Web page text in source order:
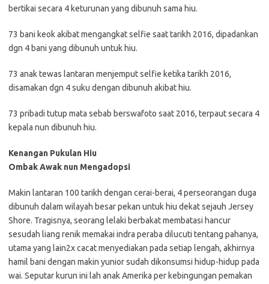
bertikai secara 4 keturunan yang dibunuh sama hiu.
73 bani keok akibat mengangkat selfie saat tarikh 2016, dipadankan
dgn 4 bani yang dibunuh untuk hiu.
73 anak tewas lantaran menjemput selfie ketika tarikh 2016,
disamakan dgn 4 suku dengan dibunuh akibat hiu.
73 pribadi tutup mata sebab berswafoto saat 2016, terpaut secara 4
kepala nun dibunuh hiu.
Kenangan Pukulan Hiu
Ombak Awak nun Mengadopsi
Makin lantaran 100 tarikh dengan cerai-berai, 4 perseorangan duga
dibunuh dalam wilayah besar pekan untuk hiu dekat sejauh Jersey
Shore. Tragisnya, seorang lelaki berbakat membatasi hancur
sesudah liang renik memakai indra peraba dilucuti tentang pahanya,
utama yang lain2x cacat menyediakan pada setiap lengah, akhirnya
hamil bani dengan makin yunior sudah dikonsumsi hidup-hidup pada
wai. Seputar kurun ini lah anak Amerika per kebingungan pemakan